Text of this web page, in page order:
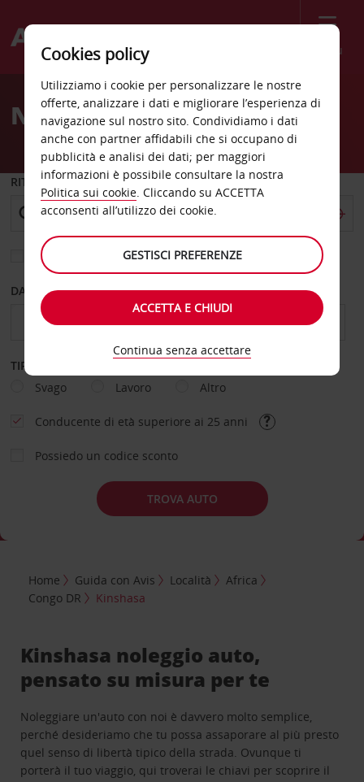
Menù
Welcome
AvisNoleggio auto Kinshasa
RITIRO DA
Scegli una località di riconsegna diversa
DAL GIORNO AL GIORNO
TIPOLOGIA DI NOLEGGIO
Svago
Lavoro Altro
Conducente di età superiore ai 25 anni
Possiedo un codice sconto
TROVA AUTO
Home Guida con Avis Località
Africa
Congo DR
Kinshasa
Kinshasa noleggio auto,
pensato su misura per te
Noleggiare un'auto con noi è davvero molto semplice,
perché desideriamo che tu possa assaporare al più presto
quel senso di libertà tipico della strada. Ovunque ti
porterà il tuo viaggio, qui troverai le chiavi per scoprire il
Cookies policy
Utilizziamo i cookie per personalizzare le nostre
offerte, analizzare i dati e migliorare l’esperienza di
navigazione sul nostro sito. Condividiamo i dati
anche con partner affidabili che si occupano di
pubblicità e analisi dei dati; per maggiori
informazioni è possibile consultare la nostra
Politica sui cookie. Cliccando su ACCETTA
acconsenti all’utilizzo dei cookie.
GESTISCI PREFERENZE
ACCETTA E CHIUDI
Continua senza accettare